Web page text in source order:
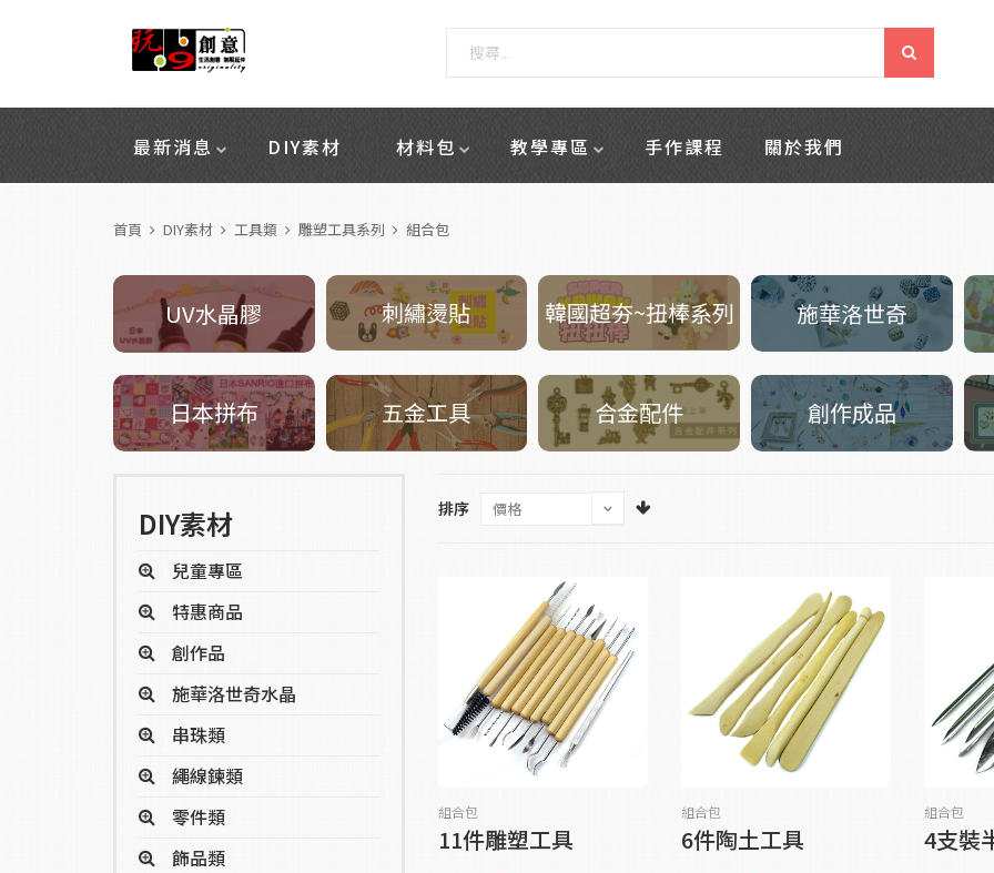
最新消息 DIY素材 材料包 教學專區 手作課程 關於我們
首頁 DIY素材 工具類 雕塑工具系列 組合包
UV水晶膠 刺繡燙貼 韓國超夯~扭棒系列 施華洛世奇
日本拼布 五金工具 合金配件 創作成品
排序
組合包
11件雕塑工具
組合包
6件陶土工具
組合包
4支裝
DIY素材
兒童專區
特惠商品
創作品
施華洛世奇水晶
串珠類
繩線鍊類
零件類
飾品類